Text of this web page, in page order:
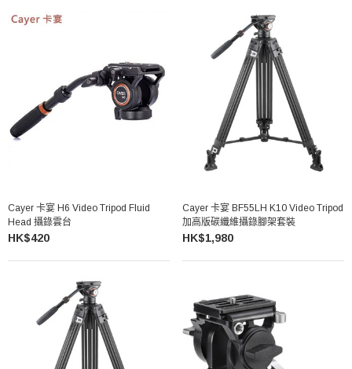
Cayer 卡宴 H6 Video Tripod Fluid
Head 攝錄雲台
HK$420
Cayer 卡宴 BF55LH K10 Video Tripod
加高版碳纖維攝錄腳架套裝
HK$1,980